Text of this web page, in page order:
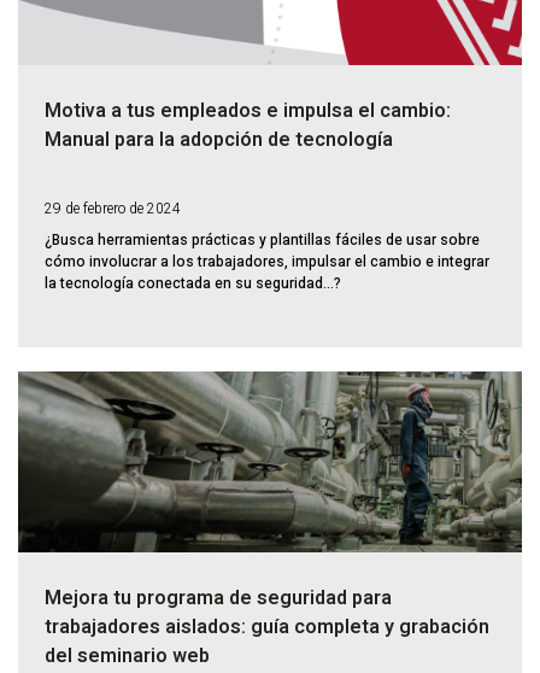
Motiva a tus empleados e impulsa el cambio:
Manual para la adopción de tecnología
29 de febrero de 2024
¿Busca herramientas prácticas y plantillas fáciles de usar sobre
cómo involucrar a los trabajadores, impulsar el cambio e integrar
la tecnología conectada en su seguridad...?
Mejora tu programa de seguridad para
trabajadores aislados: guía completa y grabación
del seminario web